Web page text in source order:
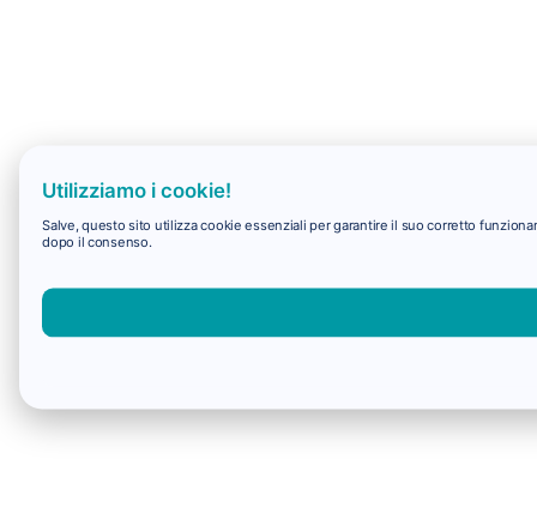
Utilizziamo i cookie!
Salve, questo sito utilizza cookie essenziali per garantire il suo corretto
dopo il consenso.